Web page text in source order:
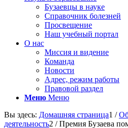
Бузаевцы в науке
Справочник болезней
Просвещение
Наш учебный портал
О нас
Миссия и видение
Команда
Новости
Адрес, режим работы
Правовой раздел
Меню Меню
Вы здесь: Домашняя страница1 /
деятельность2 / Премия Бузаева